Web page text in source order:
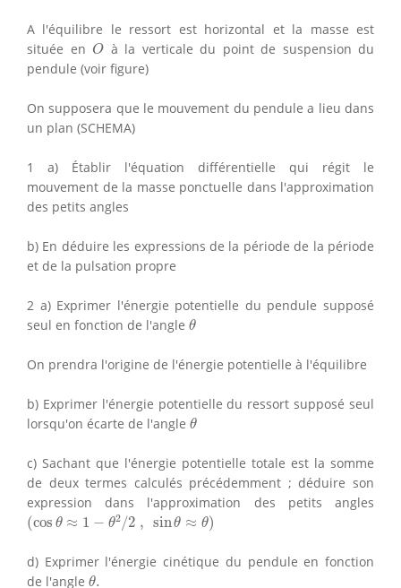
A l'équilibre le ressort est horizontal et la masse est
située en O
O à la verticale du point de suspension du
pendule (voir figure)
On supposera que le mouvement du pendule a lieu dans
un plan (SCHEMA)
1 a) Établir l'équation différentielle qui régit le
mouvement de la masse ponctuelle dans l'approximation
des petits angles
b) En déduire les expressions de la période de la période
et de la pulsation propre
2 a) Exprimer l'énergie potentielle du pendule supposé
seul en fonction de l'angle θ
θ
On prendra l'origine de l'énergie potentielle à l'équilibre
b) Exprimer l'énergie potentielle du ressort supposé seul
lorsqu'on écarte de l'angle θ
θ
c) Sachant que l'énergie potentielle totale est la somme
de deux termes calculés précédemment ; déduire son
expression dans l'approximation des petits angles
(cos θ ≈ 1 − θ2/2 , sinθ ≈ θ)
(cosθ≈1−θ 2/2,sinθ≈θ)
d) Exprimer l'énergie cinétique du pendule en fonction
de l'angle θ.
θ